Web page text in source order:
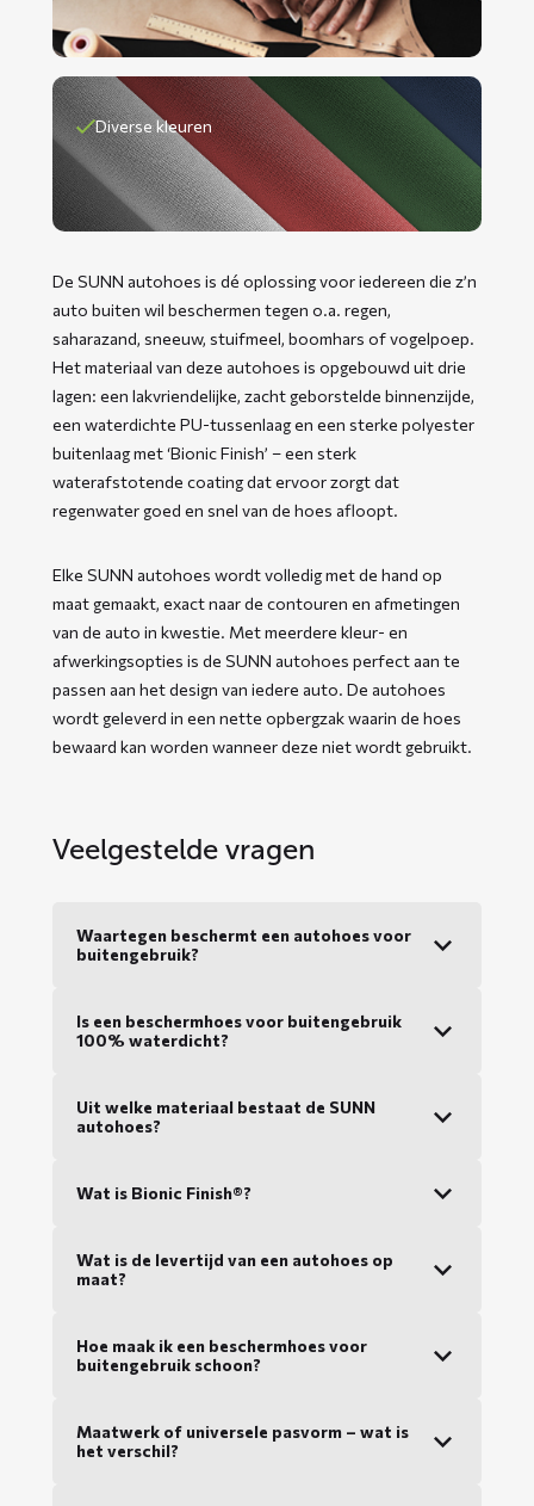
Diverse kleuren
De SUNN autohoes is dé oplossing voor iedereen die z’n
auto buiten wil beschermen tegen o.a. regen,
saharazand, sneeuw, stuifmeel, boomhars of vogelpoep.
Het materiaal van deze autohoes is opgebouwd uit drie
lagen: een lakvriendelijke, zacht geborstelde binnenzijde,
een waterdichte PU-tussenlaag en een sterke polyester
buitenlaag met ‘Bionic Finish’ – een sterk
waterafstotende coating dat ervoor zorgt dat
regenwater goed en snel van de hoes afloopt.
Elke SUNN autohoes wordt volledig met de hand op
maat gemaakt, exact naar de contouren en afmetingen
van de auto in kwestie. Met meerdere kleur- en
afwerkingsopties is de SUNN autohoes perfect aan te
passen aan het design van iedere auto. De autohoes
wordt geleverd in een nette opbergzak waarin de hoes
bewaard kan worden wanneer deze niet wordt gebruikt.
Veelgestelde vragen
Waartegen beschermt een autohoes voor
buitengebruik?
Is een beschermhoes voor buitengebruik
100% waterdicht?
Uit welke materiaal bestaat de SUNN
autohoes?
Wat is Bionic Finish®?
Wat is de levertijd van een autohoes op
maat?
Hoe maak ik een beschermhoes voor
buitengebruik schoon?
Maatwerk of universele pasvorm – wat is
het verschil?